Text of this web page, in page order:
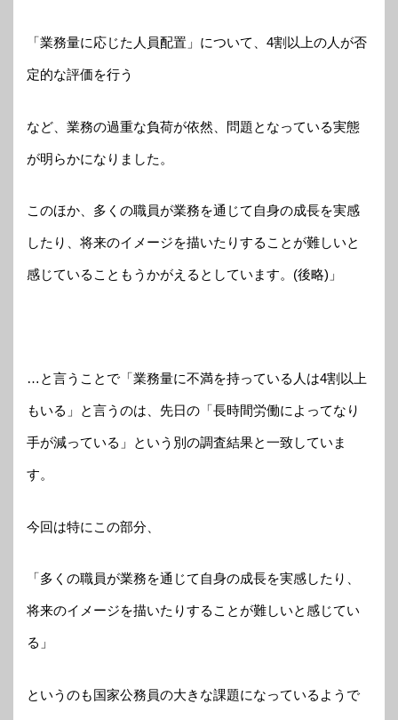
「業務量に応じた人員配置」について、4割以上の人が否
定的な評価を行う
など、業務の過重な負荷が依然、問題となっている実態
が明らかになりました。
このほか、多くの職員が業務を通じて自身の成長を実感
したり、将来のイメージを描いたりすることが難しいと
感じていることもうかがえるとしています。(後略)」
…と言うことで「業務量に不満を持っている人は4割以上
もいる」と言うのは、先日の「長時間労働によってなり
手が減っている」という別の調査結果と一致していま
す。
今回は特にこの部分、
「多くの職員が業務を通じて自身の成長を実感したり、
将来のイメージを描いたりすることが難しいと感じてい
る」
というのも国家公務員の大きな課題になっているようで